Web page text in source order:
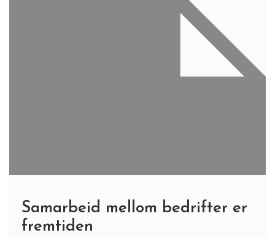
Samarbeid mellom bedrifter er
fremtiden